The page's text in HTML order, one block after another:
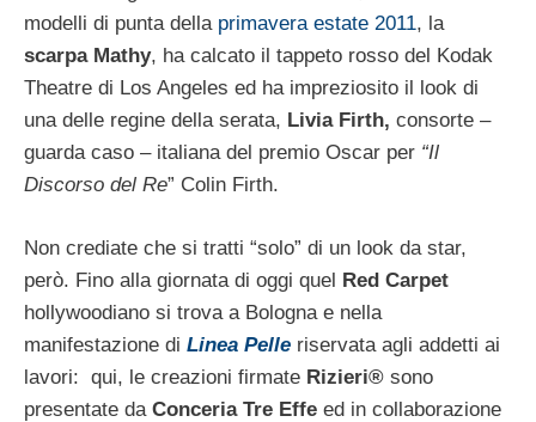
modelli di punta della primavera estate 2011, la
scarpa Mathy, ha calcato il tappeto rosso del Kodak
Theatre di Los Angeles ed ha impreziosito il look di
una delle regine della serata, Livia Firth, consorte –
guarda caso – italiana del premio Oscar per “Il
Discorso del Re” Colin Firth.
Non crediate che si tratti “solo” di un look da star,
però. Fino alla giornata di oggi quel Red Carpet
hollywoodiano si trova a Bologna e nella
manifestazione di Linea Pelle riservata agli addetti ai
lavori: qui, le creazioni firmate Rizieri® sono
presentate da Conceria Tre Effe ed in collaborazione